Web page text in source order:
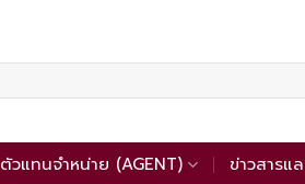
ตัวแทนจำหน่าย (AGENT) ข่าวสารแ